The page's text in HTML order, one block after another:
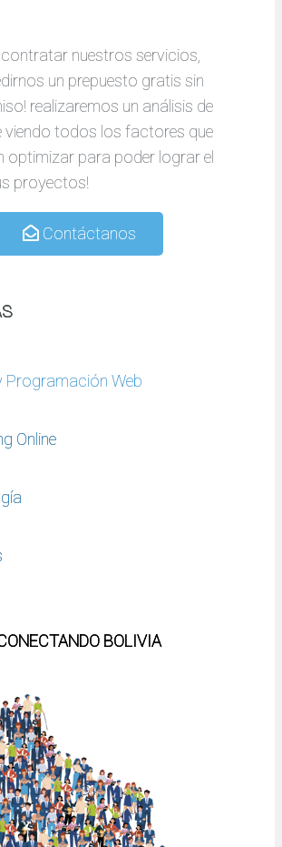
nuestros servicios,
un prepuesto gratis sin
realizaremos un análisis de
viendo todos los factores que
optimizar para poder lograr el
proyectos!
Contáctanos
Programación Web
Online
BOLIVIA